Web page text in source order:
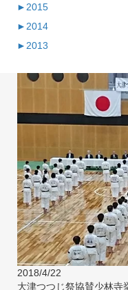
► 2015
► 2014
► 2013
2018/4/22
大津つつじ祭協賛少林寺